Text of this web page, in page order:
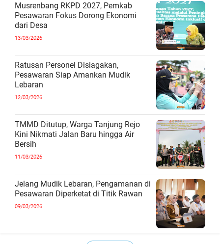
Musrenbang RKPD 2027, Pemkab
Pesawaran Fokus Dorong Ekonomi
dari Desa
13/03/2026
Ratusan Personel Disiagakan,
Pesawaran Siap Amankan Mudik
Lebaran
12/03/2026
TMMD Ditutup, Warga Tanjung Rejo
Kini Nikmati Jalan Baru hingga Air
Bersih
11/03/2026
Jelang Mudik Lebaran, Pengamanan di
Pesawaran Diperketat di Titik Rawan
09/03/2026